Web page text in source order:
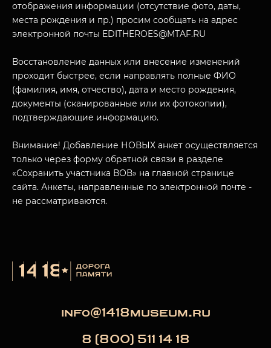
МУЗЕЙНЫЙ КОМПЛЕКС
ПОСЕТИТЕЛЯМ
О НАС
отображения информации (отсутствие фото, даты,
места рождения и пр.) просим сообщать на адрес
электронной почты EDITHEROES@MTAF.RU
Восстановление данных или внесение изменений
проходит быстрее, если направлять полные ФИО
(фамилия, имя, отчество), дата и место рождения,
документы (сканированные или их фотокопии),
подтверждающие информацию.
Внимание! Добавление НОВЫХ анкет осуществляется
только через форму обратной связи в разделе
«Сохранить участника ВОВ» на главной странице
сайта. Анкеты, направленные по электронной почте -
не рассматриваются.
info@1418museum.ru
8 (800) 511 14 18